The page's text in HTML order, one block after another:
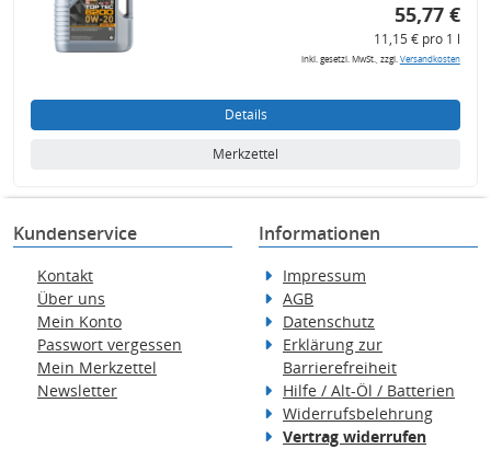
55,77 €
11,15 € pro 1 l
inkl. gesetzl. MwSt., zzgl.Versandkosten
Details
Merkzettel
Kundenservice
Kontakt
Über uns
Mein Konto
Passwort vergessen
Mein Merkzettel
Newsletter
Informationen
Impressum
AGB
Datenschutz
Erklärung zur
Barrierefreiheit
Hilfe / Alt-Öl / Batterien
Widerrufsbelehrung
Vertrag widerrufen